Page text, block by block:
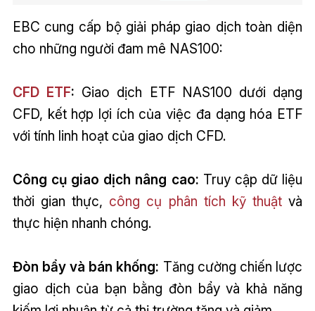
EBC cung cấp bộ giải pháp giao dịch toàn diện
cho những người đam mê NAS100:
CFD ETF: Giao dịch ETF NAS100 dưới dạng
CFD, kết hợp lợi ích của việc đa dạng hóa ETF
với tính linh hoạt của giao dịch CFD.
Công cụ giao dịch nâng cao: Truy cập dữ liệu
thời gian thực, công cụ phân tích kỹ thuậtvà
thực hiện nhanh chóng.
Đòn bẩy và bán khống: Tăng cường chiến lược
giao dịch của bạn bằng đòn bẩy và khả năng